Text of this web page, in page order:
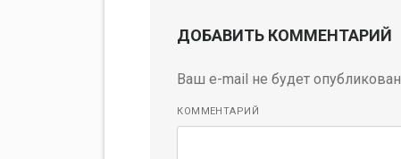
ДОБАВИТЬ КОММЕНТАРИЙ
Ваш e-mail не будет опубликован.
КОММЕНТАРИЙ